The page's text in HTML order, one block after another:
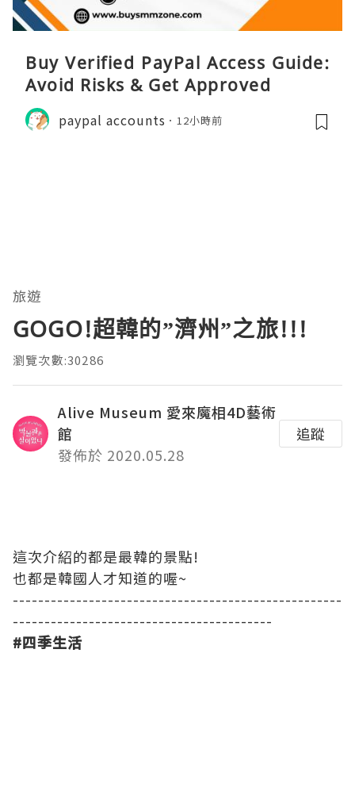
Buy Verified PayPal Access Guide:
Avoid Risks & Get Approved
paypal accounts 12小時前
旅遊
GOGO!超韓的”濟州”之旅!!!
瀏覽次數:30286
Alive Museum 愛來魔相4D藝術
館
發佈於 2020.05.28
追蹤
這次介紹的都是最韓的景點!
也都是韓國人才知道的喔~
----------------------------------------------------
-----------------------------------------
#四季生活